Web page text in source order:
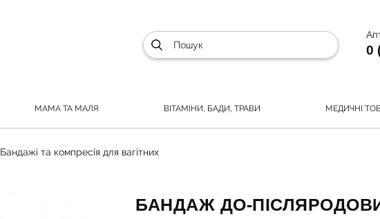
0
МАМА ТА МАЛЯ ВІТАМІНИ, БАДИ, ТРАВИ МЕДИЧНІ
Бандажі та компресія для вагітних
БАНДАЖ ДО-